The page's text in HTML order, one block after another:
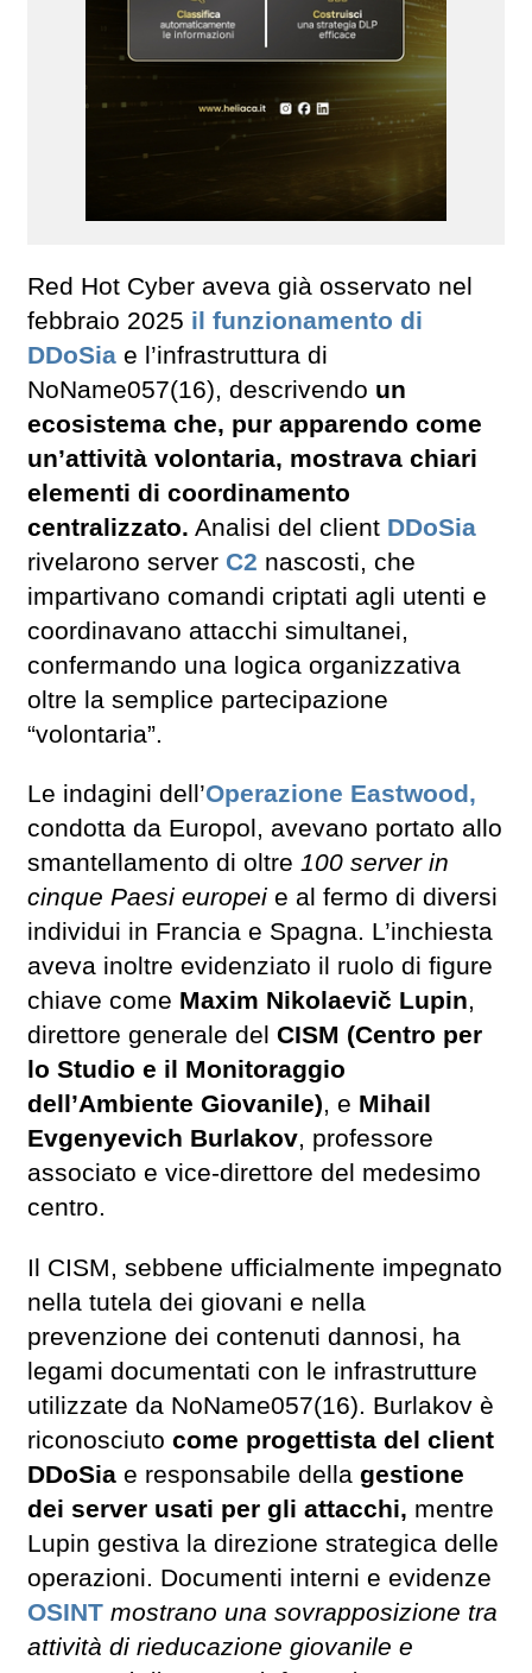
Red Hot Cyber aveva già osservato nel
febbraio 2025 il funzionamento di
DDoSia e l’infrastruttura di
NoName057(16), descrivendo un
ecosistema che, pur apparendo come
un’attività volontaria, mostrava chiari
elementi di coordinamento
centralizzato. Analisi del client DDoSia
rivelarono server C2 nascosti, che
impartivano comandi criptati agli utenti e
coordinavano attacchi simultanei,
confermando una logica organizzativa
oltre la semplice partecipazione
“volontaria”.
Le indagini dell’Operazione Eastwood,
condotta da Europol, avevano portato allo
smantellamento di oltre 100 server in
cinque Paesi europei e al fermo di diversi
individui in Francia e Spagna. L’inchiesta
aveva inoltre evidenziato il ruolo di figure
chiave come Maxim Nikolaevič Lupin,
direttore generale del CISM (Centro per
lo Studio e il Monitoraggio
dell’Ambiente Giovanile), e Mihail
Evgenyevich Burlakov, professore
associato e vice-direttore del medesimo
centro.
Il CISM, sebbene ufficialmente impegnato
nella tutela dei giovani e nella
prevenzione dei contenuti dannosi, ha
legami documentati con le infrastrutture
utilizzate da NoName057(16). Burlakov è
riconosciuto come progettista del client
DDoSia e responsabile della gestione
dei server usati per gli attacchi, mentre
Lupin gestiva la direzione strategica delle
operazioni. Documenti interni e evidenze
OSINT mostrano una sovrapposizione tra
attività di rieducazione giovanile e